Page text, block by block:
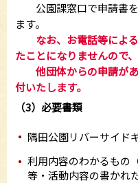
公園課窓口で申請書を
ます。
なお、お電話等によ
たことになりませんので
他団体からの申請が
付いたします。
（3）必要書類
隅田公園リバーサイド
利用内容のわかるもの
等・活動内容の書かれた